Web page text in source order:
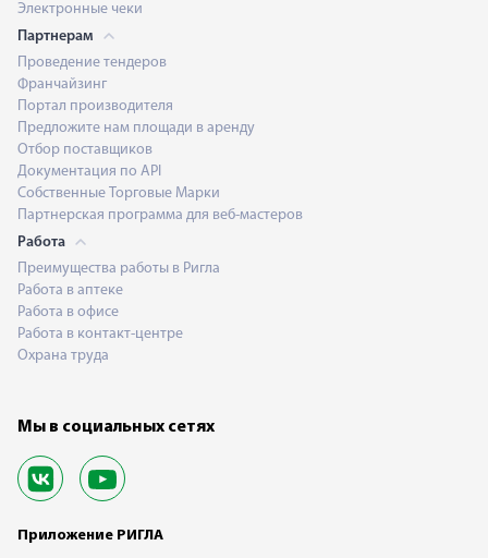
Электронные чеки
Партнерам
Проведение тендеров
Франчайзинг
Портал производителя
Предложите нам площади в аренду
Отбор поставщиков
Документация по API
Собственные Торговые Марки
Партнерская программа для веб-мастеров
Работа
Преимущества работы в Ригла
Работа в аптеке
Работа в офисе
Работа в контакт-центре
Охрана труда
Мы в социальных сетях
Приложение РИГЛА